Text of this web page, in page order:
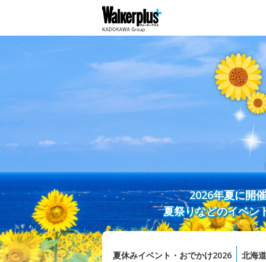
2026年夏に開
夏祭りなどのイベン
夏休みイベント・おでかけ2026 北海道